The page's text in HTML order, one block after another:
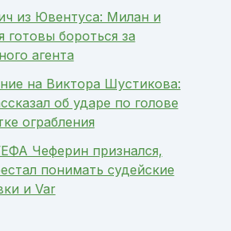
из Ювентуса: Милан и
готовы бороться за
агента
на Виктора Шустикова:
об ударе по голове
ограбления
Чеферин признался,
понимать судейские
и Var